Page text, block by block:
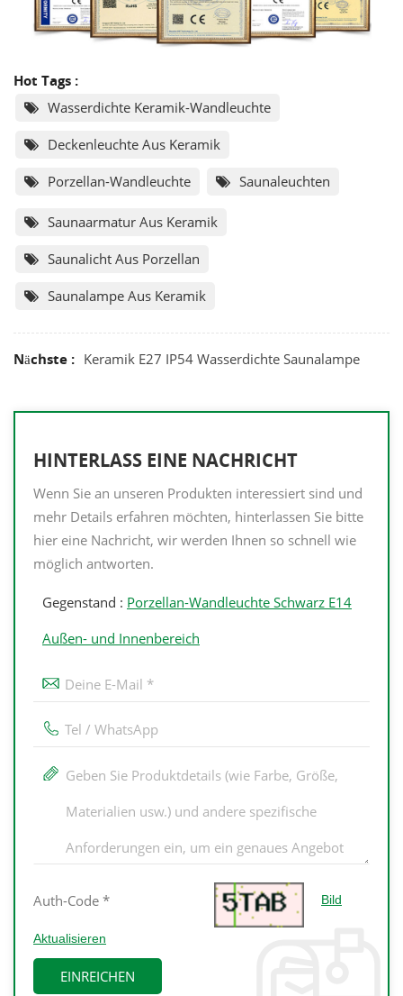
Hot Tags :
Wasserdichte Keramik-Wandleuchte
Deckenleuchte Aus Keramik
Porzellan-Wandleuchte Saunaleuchten
Saunaarmatur Aus Keramik
Saunalicht Aus Porzellan
Saunalampe Aus Keramik
Nächste : Keramik E27 IP54 Wasserdichte Saunalampe
HINTERLASS EINE NACHRICHT
Wenn Sie an unseren Produkten interessiert sind und
mehr Details erfahren möchten, hinterlassen Sie bitte
hier eine Nachricht, wir werden Ihnen so schnell wie
möglich antworten.
Gegenstand : Porzellan-Wandleuchte Schwarz E14
Außen- und Innenbereich
Bild
Aktualisieren